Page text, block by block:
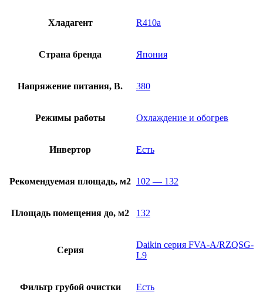
Хладагент R410a
Страна бренда Япония
Напряжение питания, В. 380
Режимы работы Охлаждение и обогрев
Инвертор Есть
Рекомендуемая площадь, м2 102 — 132
Площадь помещения до, м2 132
Серия
Daikin серия FVA-A/RZQSG-
L9
Фильтр грубой очистки Есть